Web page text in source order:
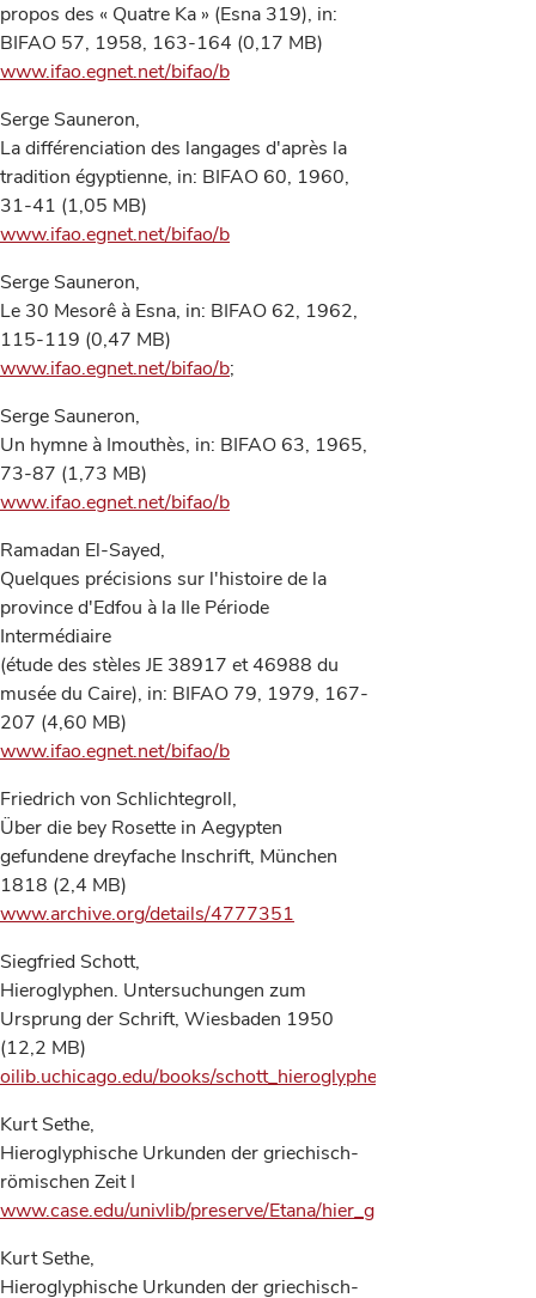
propos des « Quatre Ka » (Esna 319), in:
BIFAO 57, 1958, 163-164 (0,17 MB)
www.ifao.egnet.net/bifao/b
Serge Sauneron,
La différenciation des langages d'après la
tradition égyptienne, in: BIFAO 60, 1960,
31-41 (1,05 MB)
www.ifao.egnet.net/bifao/b
Serge Sauneron,
Le 30 Mesorê à Esna, in: BIFAO 62, 1962,
115-119 (0,47 MB)
www.ifao.egnet.net/bifao/b;
Serge Sauneron,
Un hymne à Imouthès, in: BIFAO 63, 1965,
73-87 (1,73 MB)
www.ifao.egnet.net/bifao/b
Ramadan El-Sayed,
Quelques précisions sur l'histoire de la
province d'Edfou à la IIe Période
Intermédiaire
(étude des stèles JE 38917 et 46988 du
musée du Caire), in: BIFAO 79, 1979, 167-
207 (4,60 MB)
www.ifao.egnet.net/bifao/b
Friedrich von Schlichtegroll,
Über die bey Rosette in Aegypten
gefundene dreyfache Inschrift, München
1818 (2,4 MB)
www.archive.org/details/4777351
Siegfried Schott,
Hieroglyphen. Untersuchungen zum
Ursprung der Schrift, Wiesbaden 1950
(12,2 MB)
oilib.uchicago.edu/books/schott_hieroglyphen_1950.pdf
Kurt Sethe,
Hieroglyphische Urkunden der griechisch-
römischen Zeit I
www.case.edu/univlib/preserve/Etana/hier_griech_rom_158/
Kurt Sethe,
Hieroglyphische Urkunden der griechisch-